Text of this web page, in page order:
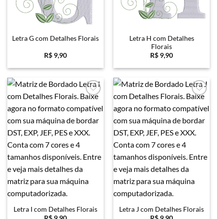
Letra G com Detalhes Florais
R$ 9,90
Letra H com Detalhes
Florais
R$ 9,90
Letra I com Detalhes Florais
Letra J com Detalhes Florais